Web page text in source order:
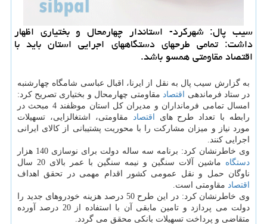
سیب پال: شهركرد- استاندار چهارمحال و بختیاری اظهار
داشت: تمامی طرحهای دستگاههای اجرایی استان باید با
اقتصاد مقاومتی همسو باشد.
به گزارش سیب پال به نقل از ایرنا، اقبال عباسی شامگاه چهارشنبه
در ستاد فرماندهی اقتصاد مقاومتی چهارمحال و بختیاری تصریح كرد:
امسال تمامی فرمانداران و مدیران كل استان موظفند 4 مبحث در
رابطه با تعداد طرح های اقتصاد
مقاومتی، اشتغالزایی، تسهیلات
مورد نیاز و میزان مشاركت را با محوریت پشتیبانی از كالای ایرانی
اجرایی كنند.
وی خاطرنشان كرد: برنامه سه ساله دولت برای نوسازی 140 هزار
دستگاه
ماشین آلات سنگین و نیمه سنگین با عمر بالای 20 سال
ناوگان حمل و نقل عمومی كشور اقدام مهمی در تحقق اهداف
اقتصاد مقاومتی است.
وی خاطرنشان كرد: در این طرح 50 درصد هزینه خودروهای جدید را
دولت می پردازد و تامین مابقی آن با استفاده از 20 درصد آورده
متقاضی و پرداخت تسهیلات بانكی محقق می گردد.